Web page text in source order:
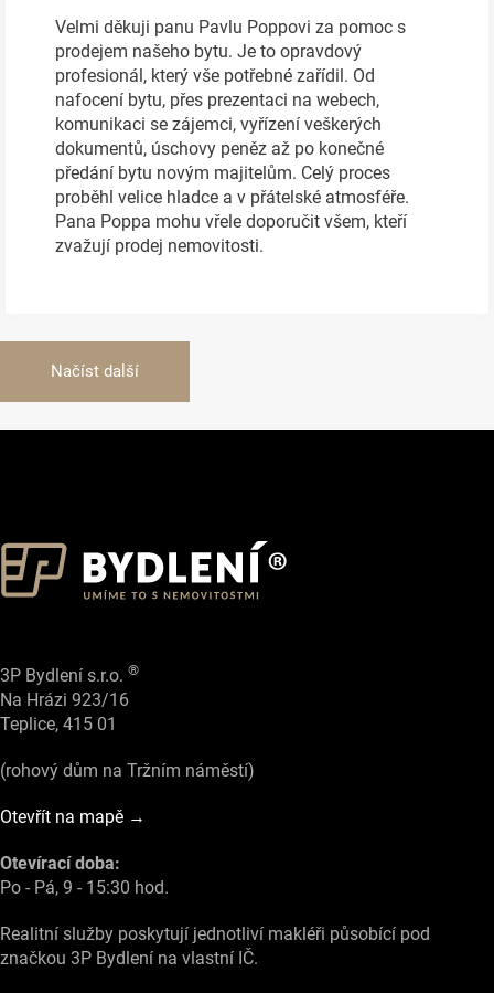
Velmi děkuji panu Pavlu Poppovi za pomoc s
prodejem našeho bytu. Je to opravdový
profesionál, který vše potřebné zařídil. Od
nafocení bytu, přes prezentaci na webech,
komunikaci se zájemci, vyřízení veškerých
dokumentů, úschovy peněz až po konečné
předání bytu novým majitelům. Celý proces
proběhl velice hladce a v přátelské atmosféře.
Pana Poppa mohu vřele doporučit všem, kteří
zvažují prodej nemovitosti.
Načíst další
3P Bydlení s.r.o. ®
Na Hrázi 923/16
Teplice, 415 01
(rohový dům na Tržním náměstí)
Otevřít na mapě →
Otevírací doba:
Po - Pá, 9 - 15:30 hod.
Realitní služby poskytují jednotliví makléři působící pod
značkou 3P Bydlení na vlastní IČ.